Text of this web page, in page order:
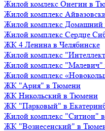
Жилой комлекс Онегин в
Жилой комплекс
Жилой комплекс
Жилой комплекс Сердце
ЖК 4 Ленина в Челябинске
Жилой комплекс
Жилой комплекс
Жилой комплекс
ЖК "Ария" в Тюмени
ЖК Никольский в Тюмени
ЖК "Парковый" в
Жилой комплекс "Ситион"
ЖК "Вознесенский" в